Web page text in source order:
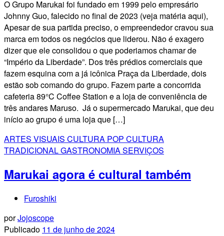
O Grupo Marukai foi fundado em 1999 pelo empresário
Johnny Guo, falecido no final de 2023 (veja matéria aqui),
Apesar de sua partida preciso, o empreendedor cravou sua
marca em todos os negócios que liderou. Não é exagero
dizer que ele consolidou o que poderiamos chamar de
“Império da Liberdade”. Dos três prédios comerciais que
fazem esquina com a já icônica Praça da Liberdade, dois
estão sob comando do grupo. Fazem parte a concorrida
cafeteria 89°C Coffee Station e a loja de conveniência de
três andares Maruso. Já o supermercado Marukai, que deu
início ao grupo é uma loja que […]
ARTES VISUAIS CULTURA POP CULTURA
TRADICIONALGASTRONOMIA SERVIÇOS
Marukai agora é cultural também
Furoshiki
porJojoscope
Publicado 11 de junho de 2024